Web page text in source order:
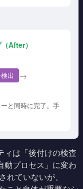
After）
出 →
と同時に完了。手
ィは「後付けの検査
動プロセス」に変わ
ていないが、